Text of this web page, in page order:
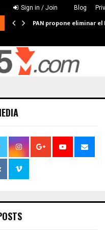
Sign in / Join Blog
PAN propone eliminar